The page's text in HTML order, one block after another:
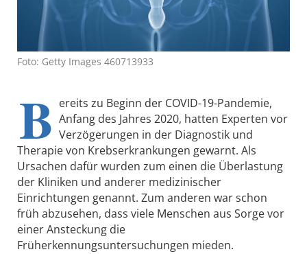
Foto: Getty Images 460713933
B ereits zu Beginn der COVID-19-Pandemie,
Anfang des Jahres 2020, hatten Experten vor
Verzögerungen in der Diagnostik und
Therapie von Krebserkrankungen gewarnt. Als
Ursachen dafür wurden zum einen die Überlastung
der Kliniken und anderer medizinischer
Einrichtungen genannt. Zum anderen war schon
früh abzusehen, dass viele Menschen aus Sorge vor
einer Ansteckung die
Früherkennungsuntersuchungen mieden.